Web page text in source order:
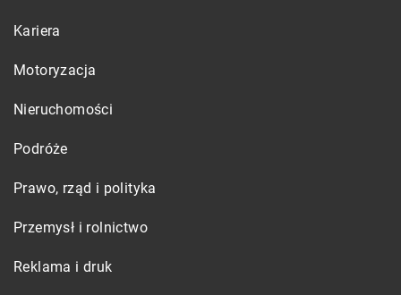
Kariera
Motoryzacja
Nieruchomości
Podróże
Prawo, rząd i polityka
Przemysł i rolnictwo
Reklama i druk